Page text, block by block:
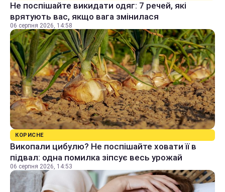
Не поспішайте викидати одяг: 7 речей, які
врятують вас, якщо вага змінилася
06 серпня 2026, 14:58
КОРИСНЕ
Викопали цибулю? Не поспішайте ховати її в
підвал: одна помилка зіпсує весь урожай
06 серпня 2026, 14:53